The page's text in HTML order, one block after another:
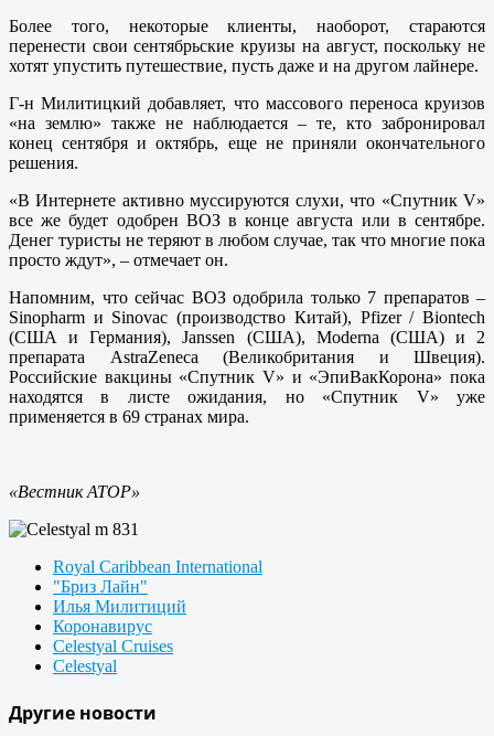
Более того, некоторые клиенты, наоборот, стараются
перенести свои сентябрьские круизы на август, поскольку не
хотят упустить путешествие, пусть даже и на другом лайнере.
Г-н Милитицкий добавляет, что массового переноса круизов
«на землю» также не наблюдается – те, кто забронировал
конец сентября и октябрь, еще не приняли окончательного
решения.
«В Интернете активно муссируются слухи, что «Спутник V»
все же будет одобрен ВОЗ в конце августа или в сентябре.
Денег туристы не теряют в любом случае, так что многие пока
просто ждут», – отмечает он.
Напомним, что сейчас ВОЗ одобрила только 7 препаратов –
Sinopharm и Sinovac (производство Китай), Pfizer / Biontech
(США и Германия), Janssen (США), Moderna (США) и 2
препарата AstraZeneca (Великобритания и Швеция).
Российские вакцины «Спутник V» и «ЭпиВакКорона» пока
находятся в листе ожидания, но «Спутник V» уже
применяется в 69 странах мира.
«Вестник АТОР»
Royal Caribbean International
"Бриз Лайн"
Илья Милитиций
Коронавирус
Celestyal Cruises
Celestyal
Другие новости